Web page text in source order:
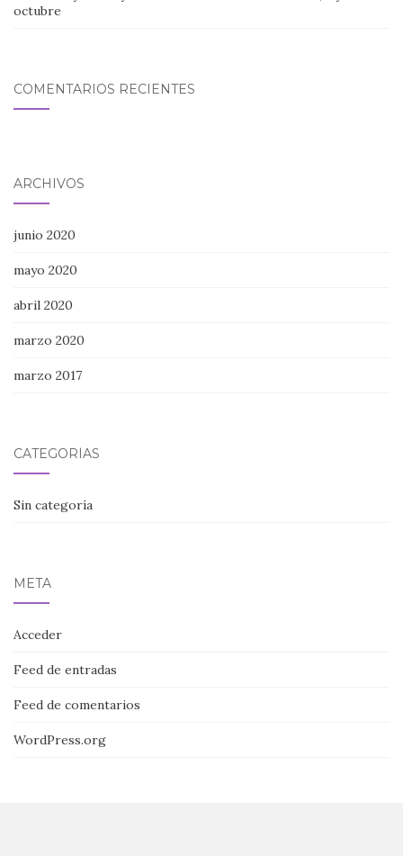
octubre
COMENTARIOS RECIENTES
ARCHIVOS
junio 2020
mayo 2020
abril 2020
marzo 2020
marzo 2017
CATEGORÍAS
Sin categoría
META
Acceder
Feed de entradas
Feed de comentarios
WordPress.org